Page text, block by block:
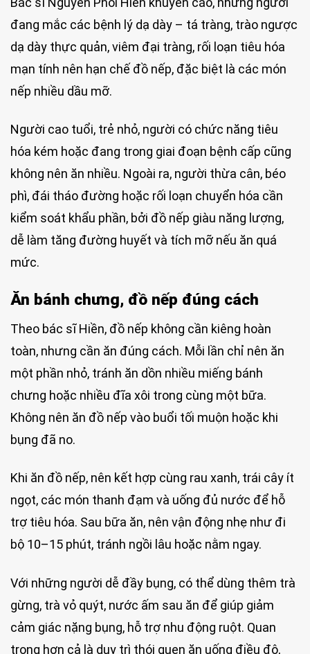
đang mắc các bệnh lý dạ dày – tá tràng, trào ngược
dạ dày thực quản, viêm đại tràng, rối loạn tiêu hóa
mạn tính nên hạn chế đồ nếp, đặc biệt là các món
nếp nhiều dầu mỡ.
Người cao tuổi, trẻ nhỏ, người có chức năng tiêu
hóa kém hoặc đang trong giai đoạn bệnh cấp cũng
không nên ăn nhiều. Ngoài ra, người thừa cân, béo
phì, đái tháo đường hoặc rối loạn chuyển hóa cần
kiểm soát khẩu phần, bởi đồ nếp giàu năng lượng,
dễ làm tăng đường huyết và tích mỡ nếu ăn quá
mức.
Ăn bánh chưng, đồ nếp đúng cách
Theo bác sĩ Hiền, đồ nếp không cần kiêng hoàn
toàn, nhưng cần ăn đúng cách. Mỗi lần chỉ nên ăn
một phần nhỏ, tránh ăn dồn nhiều miếng bánh
chưng hoặc nhiều đĩa xôi trong cùng một bữa.
Không nên ăn đồ nếp vào buổi tối muộn hoặc khi
bụng đã no.
Khi ăn đồ nếp, nên kết hợp cùng rau xanh, trái cây ít
ngọt, các món thanh đạm và uống đủ nước để hỗ
trợ tiêu hóa. Sau bữa ăn, nên vận động nhẹ như đi
bộ 10–15 phút, tránh ngồi lâu hoặc nằm ngay.
Với những người dễ đầy bụng, có thể dùng thêm trà
gừng, trà vỏ quýt, nước ấm sau ăn để giúp giảm
cảm giác nặng bụng, hỗ trợ nhu động ruột. Quan
trọng hơn cả là duy trì thói quen ăn uống điều độ,